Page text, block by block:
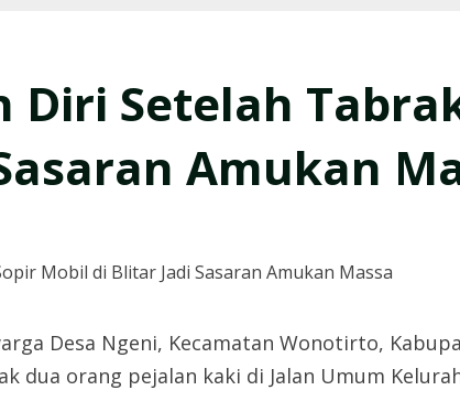
Setelah
Amukan
Desa Ngeni, Kecamatan Wonotirto,
dua orang pejalan kaki di Jalan Umum